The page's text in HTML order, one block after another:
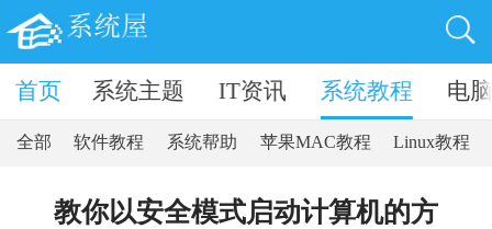
软件 系统主题 IT资讯 系统教程 电
首页
全部 软件教程 系统帮助 苹果MAC教程 Linux教程
教你以安全模式启动计算机的方